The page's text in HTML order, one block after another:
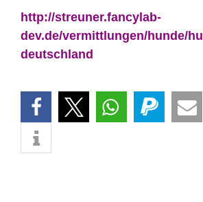
http://streuner.fancylab-
dev.de/vermittlungen/hunde/
deutschland